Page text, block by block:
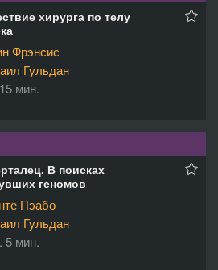
хирурга по телу
Фрэнсис
Гульдан
мин.
В поисках
геномов
Пэабо
Гульдан
5 мин.